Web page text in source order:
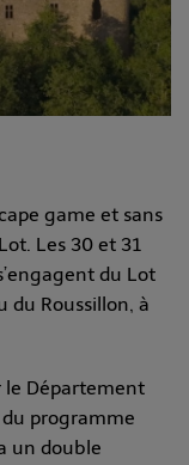
game et sans
Les 30 et 31
du Lot
du Roussillon, à
le Département
du programme
un double